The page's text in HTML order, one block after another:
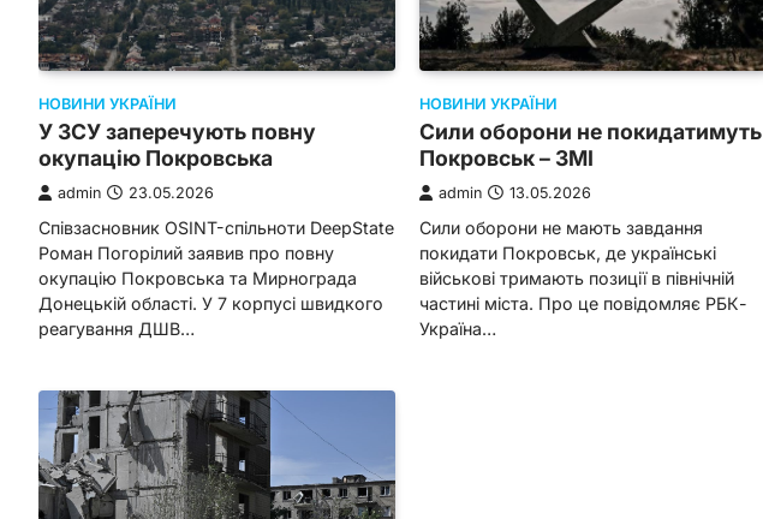
НОВИНИ УКРАЇНИ
У ЗСУ заперечують повну
окупацію Покровська
admin 23.05.2026
Співзасновник OSINT-спільноти DeepState
Роман Погорілий заявив про повну
окупацію Покровська та Мирнограда
Донецькій області. У 7 корпусі швидкого
реагування ДШВ…
НОВИНИ УКРАЇНИ
Сили оборони не покидатимуть
Покровськ – ЗМІ
admin 13.05.2026
Сили оборони не мають завдання
покидати Покровськ, де українські
військові тримають позиції в північній
частині міста. Про це повідомляє РБК-
Україна…